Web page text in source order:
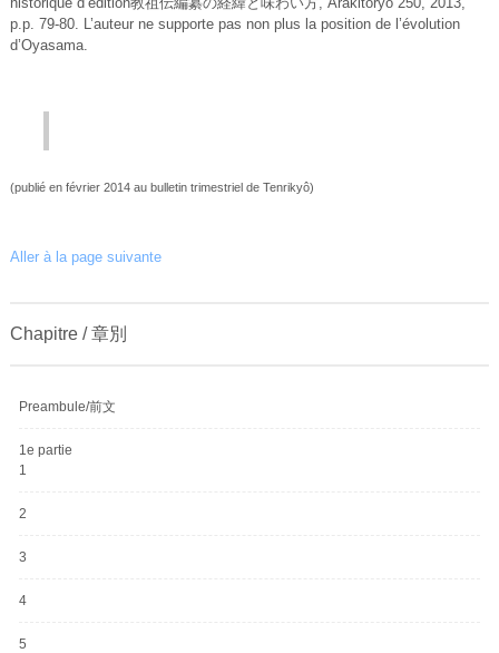
p.p. 79-80. L’auteur ne supporte pas non plus la position de l’évolution
d’Oyasama.
(publié en février 2014 au bulletin trimestriel de Tenrikyô)
Aller à la page suivante
Chapitre / 章別
Preambule/前文
1e partie
1
2
3
4
5